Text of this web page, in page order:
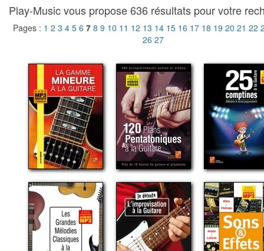
Play-Music vous propose 636 résultats pour votre
Pages : 1 2 3 4 5 6 7 8 9 10 11 12 13 14 15 16 17 18 19 20 21 22
26 27